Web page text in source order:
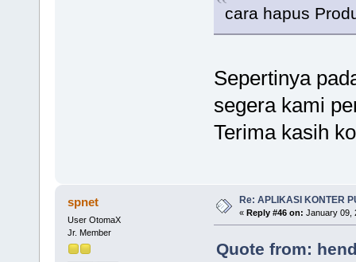
cara hapus
Sepertinya
segera kami
Terima kasih
spnet
User OtomaX
Jr. Member
Re: APLIKASI KONTER
« Reply #46 on: January 09,
Quote from: